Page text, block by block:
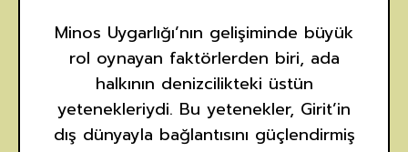
Minos Uygarlığı’nın gelişiminde büyük
rol oynayan faktörlerden biri, ada
halkının denizcilikteki üstün
yetenekleriydi. Bu yetenekler, Girit’in
dış dünyayla bağlantısını güçlendirmiş